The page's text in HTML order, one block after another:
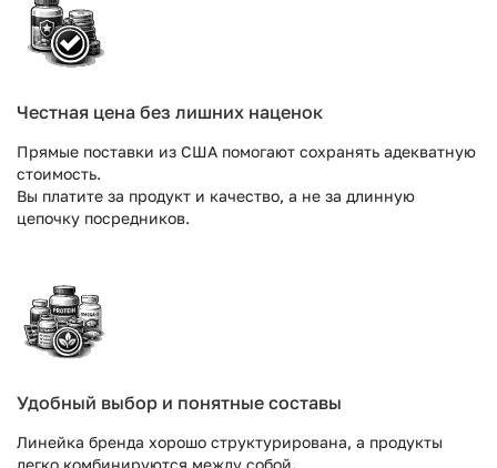
Честная цена без лишних наценок
Прямые поставки из США помогают сохранять адекватную
стоимость.
Вы платите за продукт и качество, а не за длинную
цепочку посредников.
Удобный выбор и понятные составы
Линейка бренда хорошо структурирована, а продукты
легко комбинируются между собой.